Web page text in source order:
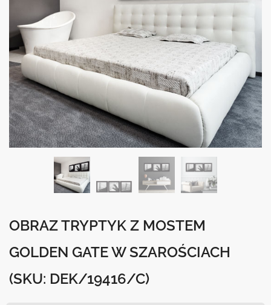
OBRAZ TRYPTYK Z MOSTEM
GOLDEN GATE W SZAROŚCIACH
(SKU: DEK/19416/C)